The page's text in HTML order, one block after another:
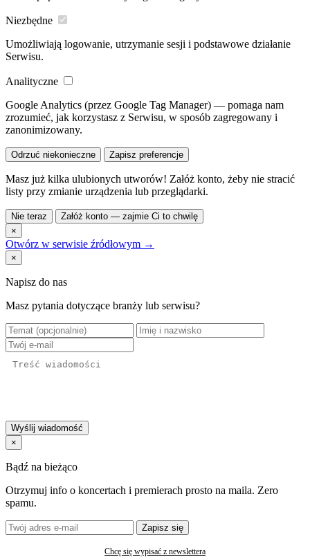
Niezbędne
Umożliwiają logowanie, utrzymanie sesji i podstawowe działanie
Serwisu.
Analityczne
Google Analytics (przez Google Tag Manager) — pomaga nam
zrozumieć, jak korzystasz z Serwisu, w sposób zagregowany i
zanonimizowany.
Odrzuć niekonieczne Zapisz preferencje
Masz już kilka ulubionych utworów! Załóż konto, żeby nie stracić
listy przy zmianie urządzenia lub przeglądarki.
Nie teraz
Załóż konto — zajmie Ci to chwilę
×
Otwórz w serwisie źródłowym →
×
Napisz do nas
Masz pytania dotyczące branży lub serwisu?
Wyślij wiadomość
×
Bądź na bieżąco
Otrzymuj info o koncertach i premierach prosto na maila. Zero
spamu.
Zapisz się
Chcę się wypisać z newslettera